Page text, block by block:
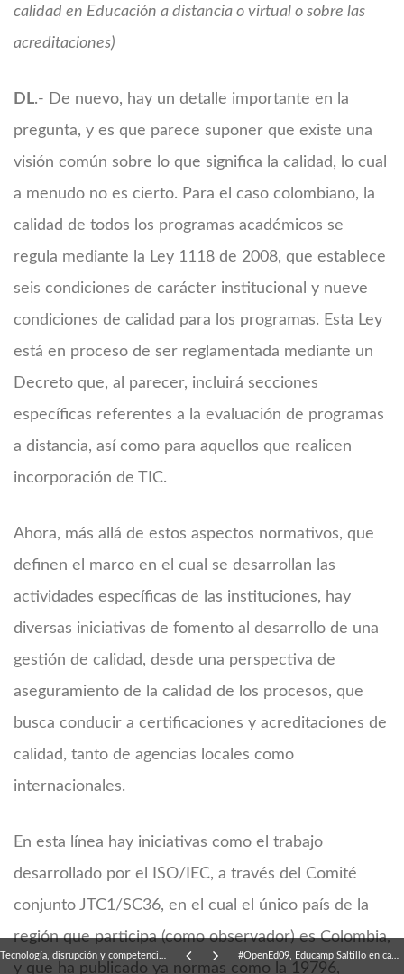
calidad en Educación a distancia o virtual o sobre las
acreditaciones)
DL.- De nuevo, hay un detalle importante en la
pregunta, y es que parece suponer que existe una
visión común sobre lo que significa la calidad, lo cual
a menudo no es cierto. Para el caso colombiano, la
calidad de todos los programas académicos se
regula mediante la Ley 1118 de 2008, que establece
seis condiciones de carácter institucional y nueve
condiciones de calidad para los programas. Esta Ley
está en proceso de ser reglamentada mediante un
Decreto que, al parecer, incluirá secciones
específicas referentes a la evaluación de programas
a distancia, así como para aquellos que realicen
incorporación de TIC.
Ahora, más allá de estos aspectos normativos, que
definen el marco en el cual se desarrollan las
actividades específicas de las instituciones, hay
diversas iniciativas de fomento al desarrollo de una
gestión de calidad, desde una perspectiva de
aseguramiento de la calidad de los procesos, que
busca conducir a certificaciones y acreditaciones de
calidad, tanto de agencias locales como
internacionales.
En esta línea hay iniciativas como el trabajo
desarrollado por el ISO/IEC, a través del Comité
conjunto JTC1/SC36, en el cual el único país de la
región que participa (como observador) es Colombia,
y que ha publicado ya normas como la 19796,